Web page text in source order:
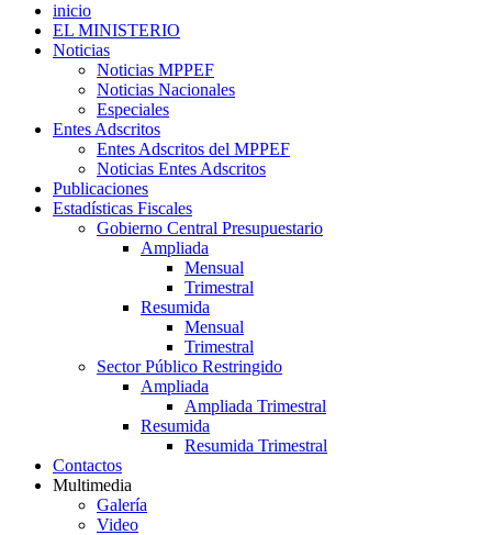
inicio
EL MINISTERIO
Noticias
Noticias MPPEF
Noticias Nacionales
Especiales
Entes Adscritos
Entes Adscritos del MPPEF
Noticias Entes Adscritos
Publicaciones
Estadísticas Fiscales
Gobierno Central Presupuestario
Ampliada
Mensual
Trimestral
Resumida
Mensual
Trimestral
Sector Público Restringido
Ampliada
Ampliada Trimestral
Resumida
Resumida Trimestral
Contactos
Multimedia
Galería
Video